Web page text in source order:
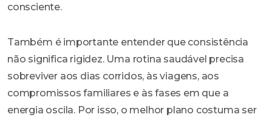
consciente.
Também é importante entender que consistência
não significa rigidez. Uma rotina saudável precisa
sobreviver aos dias corridos, às viagens, aos
compromissos familiares e às fases em que a
energia oscila. Por isso, o melhor plano costuma ser